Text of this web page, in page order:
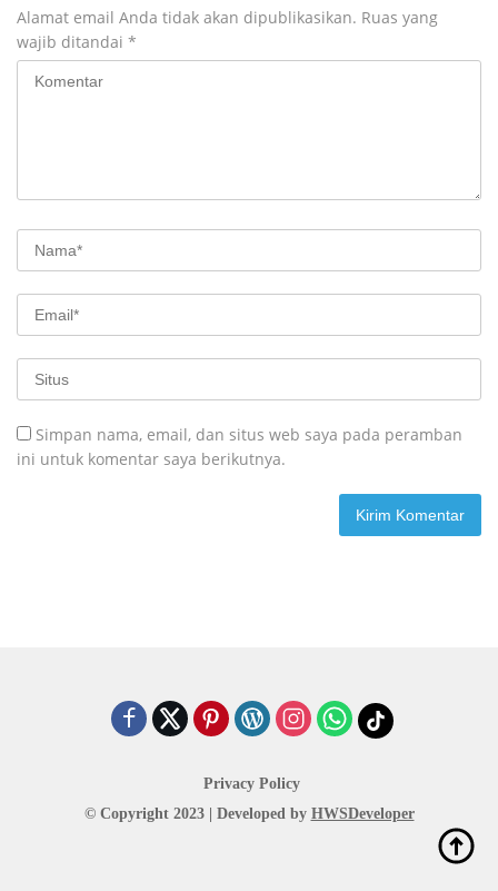
Alamat email Anda tidak akan dipublikasikan. Ruas yang
wajib ditandai *
Simpan nama, email, dan situs web saya pada peramban
ini untuk komentar saya berikutnya.
Privacy Policy
© Copyright 2023 | Developed by HWSDeveloper